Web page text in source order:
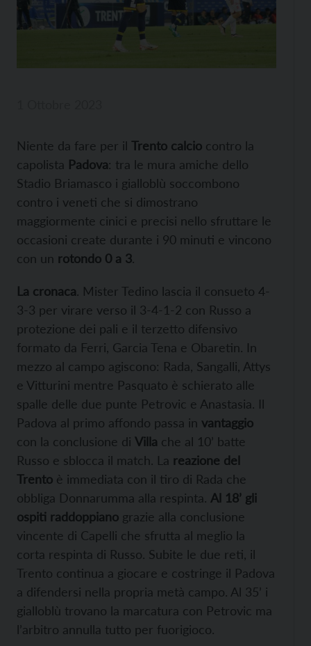
Niente da fare per il Trento calcio contro la
capolista Padova: tra le mura amiche dello
Stadio Briamasco i gialloblù soccombono
contro i veneti che si dimostrano
maggiormente cinici e precisi nello sfruttare le
occasioni create durante i 90 minuti e vincono
con un rotondo 0 a 3.
La cronaca. Mister Tedino lascia il consueto 4-
3-3 per virare verso il 3-4-1-2 con Russo a
protezione dei pali e il terzetto difensivo
formato da Ferri, Garcia Tena e Obaretin. In
mezzo al campo agiscono: Rada, Sangalli, Attys
e Vitturini mentre Pasquato è schierato alle
spalle delle due punte Petrovic e Anastasia. Il
Padova al primo affondo passa in vantaggio
con la conclusione di Villa che al 10’ batte
Russo e sblocca il match. La reazione del
Trento è immediata con il tiro di Rada che
obbliga Donnarumma alla respinta. Al 18’ gli
ospiti raddoppiano grazie alla conclusione
vincente di Capelli che sfrutta al meglio la
corta respinta di Russo. Subite le due reti, il
Trento continua a giocare e costringe il Padova
a difendersi nella propria metà campo. Al 35’ i
gialloblù trovano la marcatura con Petrovic ma
l’arbitro annulla tutto per fuorigioco.